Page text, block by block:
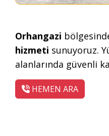
Orhangazi
hizmeti sunuyoruz.
alanlarında güvenli
HEMEN ARA